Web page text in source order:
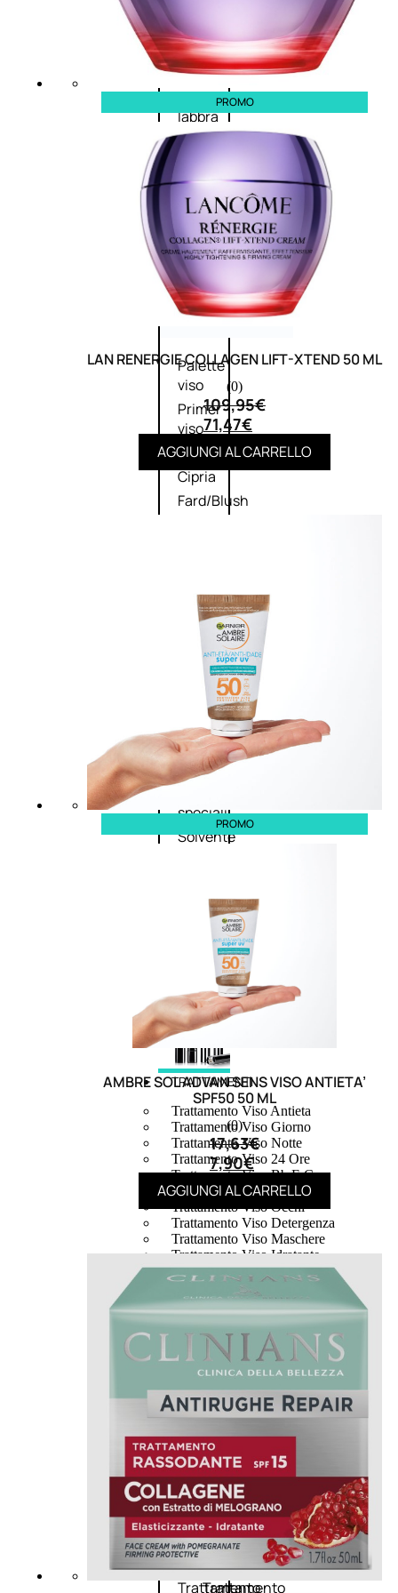
labbra
Rossetto
Gloss
Matita
labbra
Rimpolpante
Balsamo
labbra
BB e
Cream
Viso
Palette
viso
Primer
viso
Fondotinta
Cipria
Fard/Blush
Fissatore
trucco
Smalto
Smalto
speciali
Solvente
Cofanetti
unghie
TRATTAMENTI
Trattamento Viso Antieta
Trattamento Viso Giorno
Trattamento Viso Notte
Trattamento Viso 24 Ore
Trattamento Viso Bb E Cc
Cream
Trattamento Viso Occhi
Trattamento Viso Detergenza
Trattamento Viso Maschere
Trattamento Viso Idratante
Trattamento Viso Labbra
Trattamento Viso Sieri
Trattamento Collo e Decolleté
Trattamento Anticellulite
Trattamento Mani e Piedi
Trattamento Unghie
Cofanetti Trattamento Viso
Cofanetti Trattamento Corpo
Viso
Trattamento
Trattamento
PROMO
LAN RENERGIE COLLAGEN LIFT-XTEND 50 ML
(0)
109,95€
71,47€
AGGIUNGI AL CARRELLO
PROMO
AMBRE SOL ADVAN SENS VISO ANTIETA’
SPF50 50 ML
(0)
17,63€
7,90€
AGGIUNGI AL CARRELLO